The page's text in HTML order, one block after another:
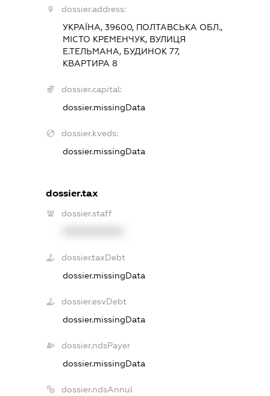
dossier.address:
УКРАЇНА, 39600, ПОЛТАВСЬКА ОБЛ.,
МІСТО КРЕМЕНЧУК, ВУЛИЦЯ
Е.ТЕЛЬМАНА, БУДИНОК 77,
КВАРТИРА 8
dossier.capital:
dossier.missingData
dossier.kveds:
dossier.missingData
dossier.tax
dossier.staff
dossier.taxDebt
dossier.missingData
dossier.esvDebt
dossier.missingData
dossier.ndsPayer
dossier.missingData
dossier.ndsAnnul